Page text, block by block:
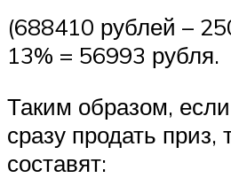
(688410 рублей –
13% = 56993 рубля.
Таким образом,
сразу продать приз,
составят: